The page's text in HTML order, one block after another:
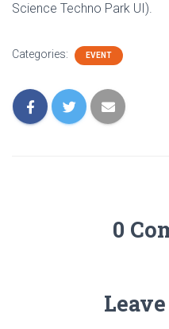
Science Techno Park UI).
Categories: EVENT
0